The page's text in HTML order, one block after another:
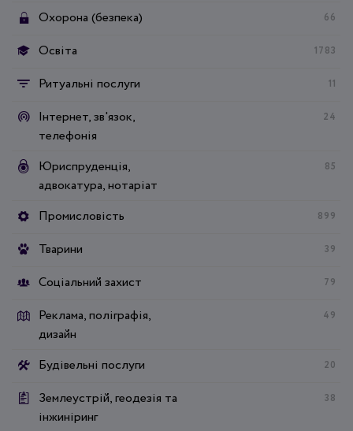
Охорона (безпека) 66
Освіта 1783
Ритуальні послуги 11
Інтернет, зв'язок,
телефонія
24
Юриспруденція,
адвокатура, нотаріат
85
Промисловість 899
Тварини 39
Соціальний захист 79
Реклама, поліграфія,
дизайн
49
Будівельні послуги 20
Землеустрій, геодезія та
інжиніринг
38